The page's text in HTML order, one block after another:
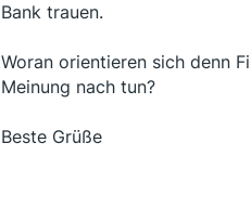
Bank trauen.
Woran orientieren sich denn
Meinung nach tun?
Beste Grüße